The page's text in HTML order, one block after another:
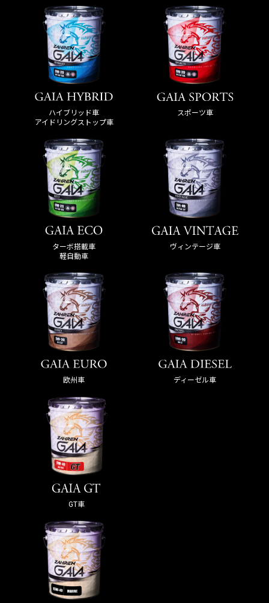
ハイブリッド車
アイドリングストップ車
スポーツ車
ターボ搭載車
軽自動車
ヴィンテージ車
欧州車 ディーゼル車
GT車